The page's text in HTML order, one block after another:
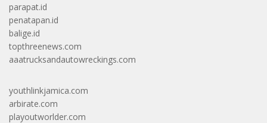
parapat.id
penatapan.id
balige.id
topthreenews.com
aaatrucksandautowreckings.com
youthlinkjamica.com
arbirate.com
playoutworlder.com